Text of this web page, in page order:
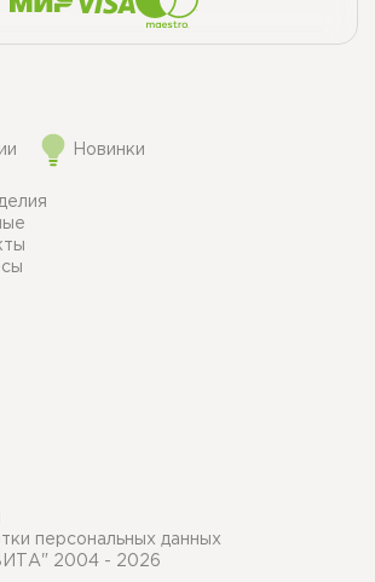
Новинки
2004 - 2026
персональных данных